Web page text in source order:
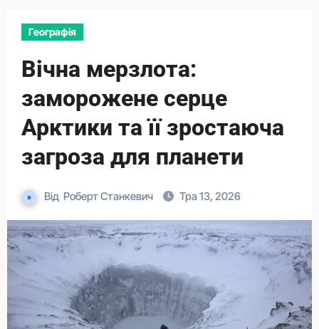
Географія
Вічна мерзлота:
заморожене серце
Арктики та її зростаюча
загроза для планети
Від Роберт Станкевич Тра 13, 2026